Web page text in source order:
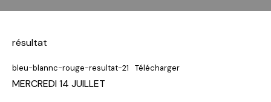
résultat
bleu-blannc-rouge-resultat-21 Télécharger
MERCREDI 14 JUILLET